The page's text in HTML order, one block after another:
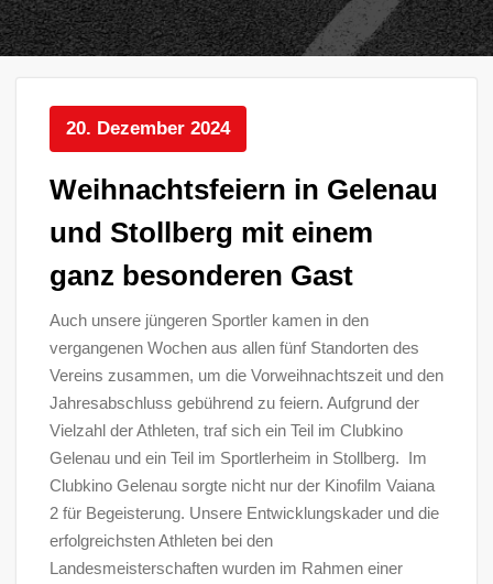
20. Dezember 2024
Weihnachtsfeiern in Gelenau
und Stollberg mit einem
ganz besonderen Gast
Auch unsere jüngeren Sportler kamen in den
vergangenen Wochen aus allen fünf Standorten des
Vereins zusammen, um die Vorweihnachtszeit und den
Jahresabschluss gebührend zu feiern. Aufgrund der
Vielzahl der Athleten, traf sich ein Teil im Clubkino
Gelenau und ein Teil im Sportlerheim in Stollberg. Im
Clubkino Gelenau sorgte nicht nur der Kinofilm Vaiana
2 für Begeisterung. Unsere Entwicklungskader und die
erfolgreichsten Athleten bei den
Landesmeisterschaften wurden im Rahmen einer